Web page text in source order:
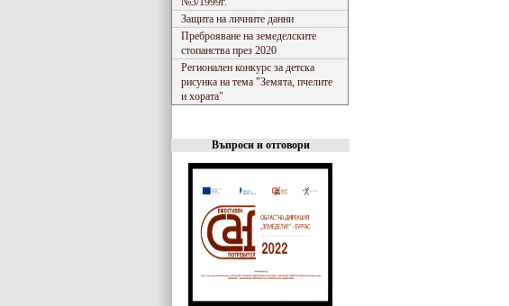
Защита на личните данни
Преброяване на земеделските
стопанства през 2020
Регионален конкурс за детска
рисунка на тема "Земята, пчелите
и хората"
Въпроси и отговори